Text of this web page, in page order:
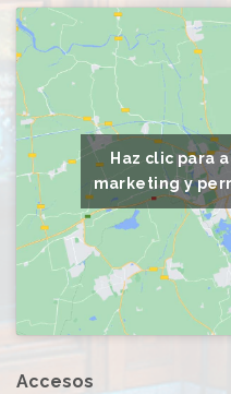
Haz clic para
marketing y
Accesos